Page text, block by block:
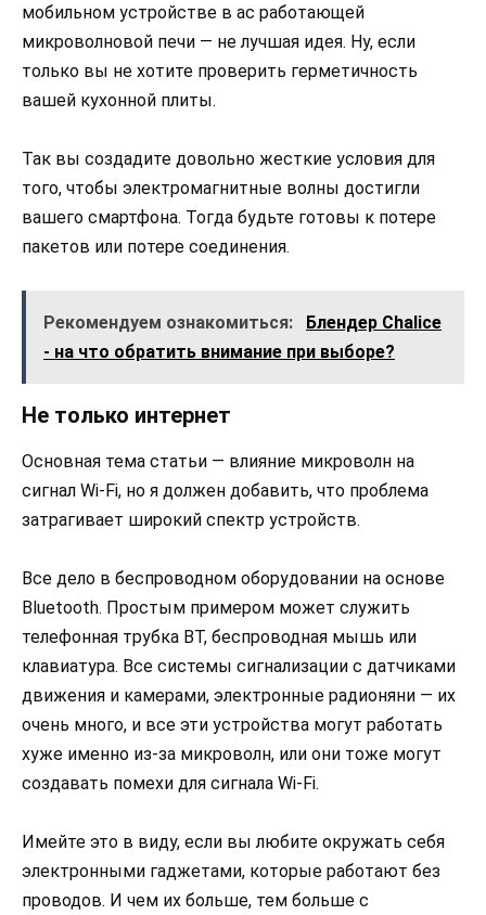
мобильном устройстве в ас работающей
микроволновой печи — не лучшая идея. Ну, если
только вы не хотите проверить герметичность
вашей кухонной плиты.
Так вы создадите довольно жесткие условия для
того, чтобы электромагнитные волны достигли
вашего смартфона. Тогда будьте готовы к потере
пакетов или потере соединения.
Рекомендуем ознакомиться:
Блендер Chalice
- на что обратить внимание при выборе?
Не только интернет
Основная тема статьи — влияние микроволн на
сигнал Wi-Fi, но я должен добавить, что проблема
затрагивает широкий спектр устройств.
Все дело в беспроводном оборудовании на основе
Bluetooth. Простым примером может служить
телефонная трубка BT, беспроводная мышь или
клавиатура. Все системы сигнализации с датчиками
движения и камерами, электронные радионяни — их
очень много, и все эти устройства могут работать
хуже именно из-за микроволн, или они тоже могут
создавать помехи для сигнала Wi-Fi.
Имейте это в виду, если вы любите окружать себя
электронными гаджетами, которые работают без
проводов. И чем их больше, тем больше с